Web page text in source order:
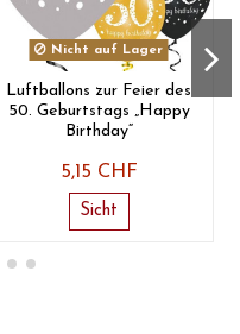
Nicht auf Lager
Luftballons zur Feier des
50. Geburtstags „Happy
Birthday“
5,15 CHF
Sicht